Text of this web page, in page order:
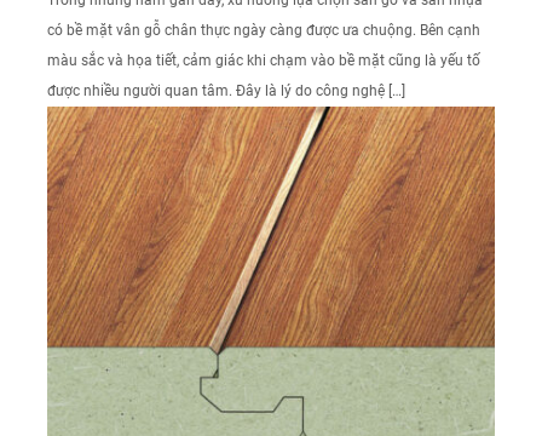
có bề mặt vân gỗ chân thực ngày càng được ưa chuộng. Bên cạnh
màu sắc và họa tiết, cảm giác khi chạm vào bề mặt cũng là yếu tố
được nhiều người quan tâm. Đây là lý do công nghệ […]